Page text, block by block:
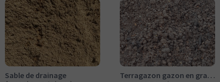
Sable de drainage
Terragazon gazon en gravier